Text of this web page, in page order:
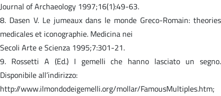
Journal of Archaeology 1997;16(1):49-63.
8. Dasen V. Le jumeaux dans le monde Greco-Romain: theories
medicales et iconographie. Medicina nei
Secoli Arte e Scienza 1995;7:301-21.
9. Rossetti A (Ed.) I gemelli che hanno lasciato un segno.
Disponibile all’indirizzo:
http://www.ilmondodeigemelli.org/mollar/FamousMultiples.htm;